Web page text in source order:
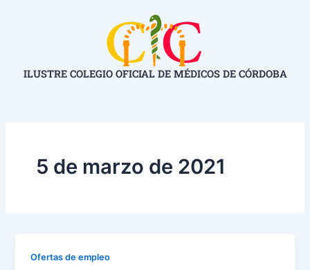
ILUSTRE COLEGIO OFICIAL DE MÉDICOS DE CÓRDOBA
5 de marzo de 2021
Ofertas de empleo